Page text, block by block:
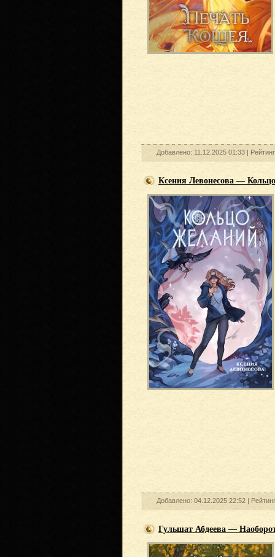
Добавлено: 11.12.2025 01:33 |
Ксения Левонесова —
Добавлено: 04.12.2025 22:52 |
Гульшат Абдеева —